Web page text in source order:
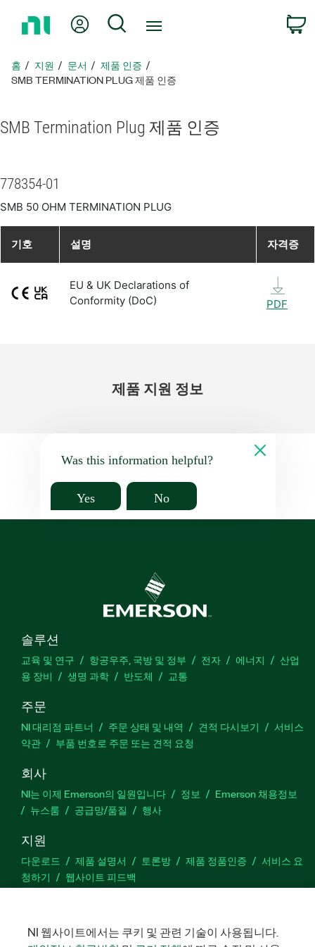
지
로
가
내 계정 검색
홈 지원 문서
제품 인증
SMB TERMINATION PLUG 제품 인증
SMB Termination Plug 제품 인증
778354-01
SMB 50 OHM TERMINATION PLUG
기호 설명 자격증
EU & UK Declarations of
Conformity (DoC)
PDF
제품 지원 정보
Was this information helpful?
Yes No
솔루션
교육 및 연구 항공우주, 국방 및 정부 전자 에너지
산업
용 장비
생명 과학 반도체 교통
주문
NI 대리점 파트너 주문 상태 및 내역 견적 다시보기
서비스
약관
부품 번호로 주문 또는 견적 요청
회사
NI는 이제 Emerson의 일원입니다 정보
Emerson 채용정보
뉴스룸
공급망/품질 행사
지원
다운로드 제품 설명서 토론방 제품 정품인증
서비스 요
청하기
웹사이트 피드백
NI 웹사이트에서는 쿠키 및 관련 기술이 사용됩니다.